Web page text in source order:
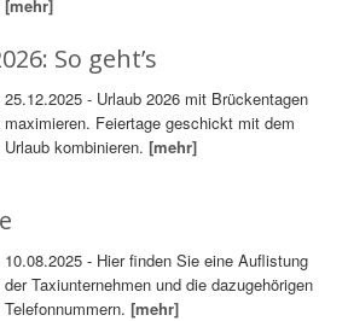
[mehr]
So geht’s
25.12.2025 - Urlaub 2026 mit Brückentagen
maximieren. Feiertage geschickt mit dem
Urlaub kombinieren.[mehr]
10.08.2025 - Hier finden Sie eine Auflistung
der Taxiunternehmen und die dazugehörigen
Telefonnummern.[mehr]